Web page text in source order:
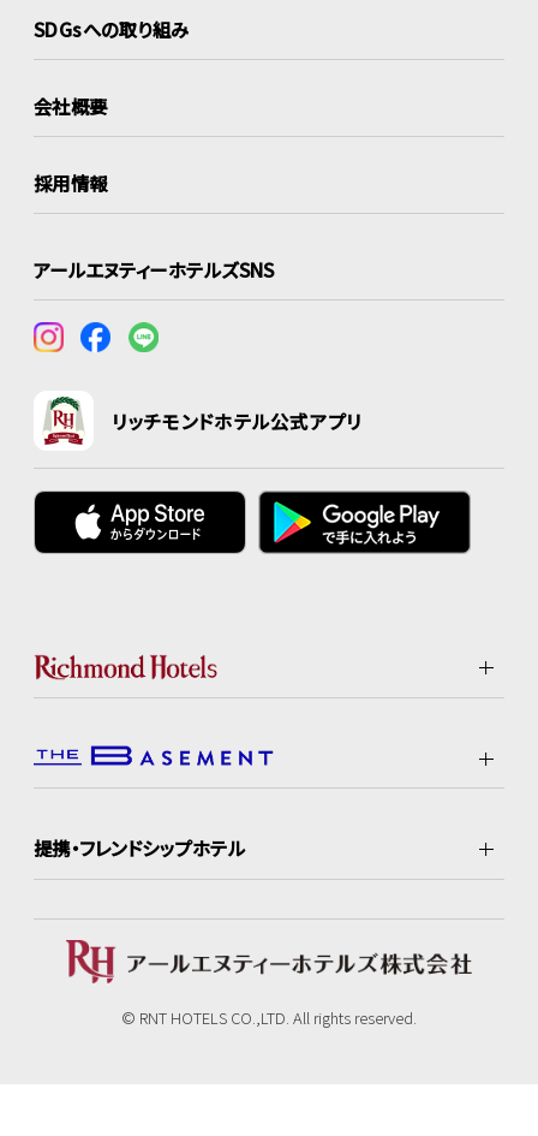
SDGsへの取り組み
会社概要
採用情報
アールエヌティーホテルズSNS
リッチモンドホテル公式アプリ
提携・フレンドシップホテル
© RNT HOTELS CO.,LTD. All rights reserved.